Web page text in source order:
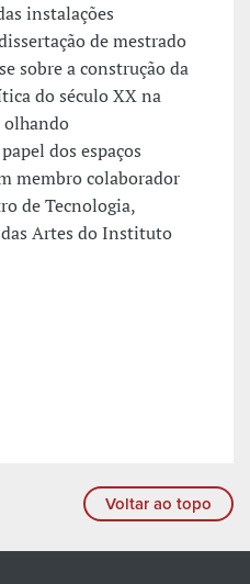
instalações
de mestrado
sobre a construção da
do século XX na
olhando
dos espaços
membro colaborador
de Tecnologia,
Artes do Instituto
Voltar ao topo